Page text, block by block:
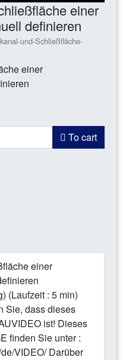
einer
definieren
und-Schließfläche-
einer
To cart
einer
(Laufzeit : 5 min)
Sie, dass dieses
ist! Dieses
finden Sie unter :
VIDEO/ Darüber